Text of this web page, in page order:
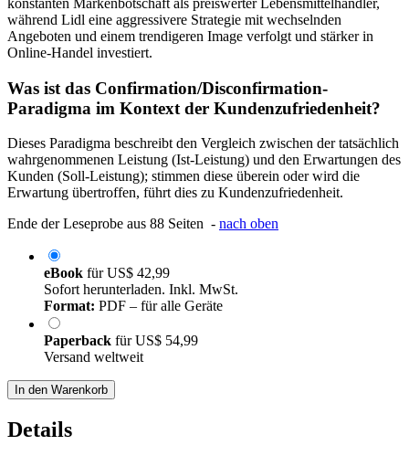
während Lidl eine aggressivere Strategie mit wechselnden
Angeboten und einem trendigeren Image verfolgt und stärker in
Online-Handel investiert.
Was ist das Confirmation/Disconfirmation-
Paradigma im Kontext der Kundenzufriedenheit?
Dieses Paradigma beschreibt den Vergleich zwischen der tatsächlich
wahrgenommenen Leistung (Ist-Leistung) und den Erwartungen des
Kunden (Soll-Leistung); stimmen diese überein oder wird die
Erwartung übertroffen, führt dies zu Kundenzufriedenheit.
Ende der Leseprobe aus 88 Seiten - nach oben
eBook fürUS$ 42,99
Sofort herunterladen. Inkl. MwSt.
Format: PDF – für alle Geräte
Paperback fürUS$ 54,99
Versand weltweit
In den Warenkorb
Details